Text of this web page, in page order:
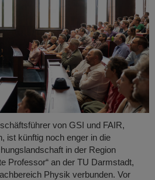
von GSI und FAIR,
ist künftig noch enger in die
in der Region
Professor“ an der TU Darmstadt,
Physik verbunden. Vor